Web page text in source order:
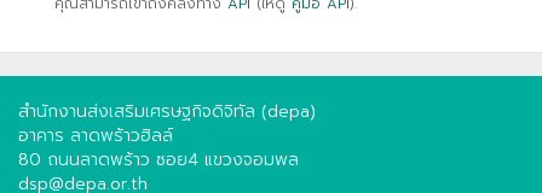
สำนักงานส่งเสริมเศรษฐกิจดิจิทัล (depa)
อาคาร ลาดพร้าวฮิลล์
80 ถนนลาดพร้าว ซอย4 แขวงจอมพล
dsp@depa.or.th